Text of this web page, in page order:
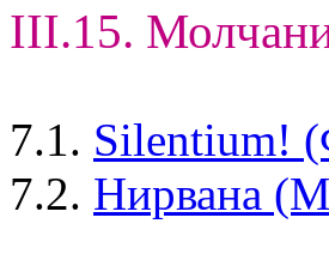
III.15.
7.1. Silentium!
7.2. Нирвана